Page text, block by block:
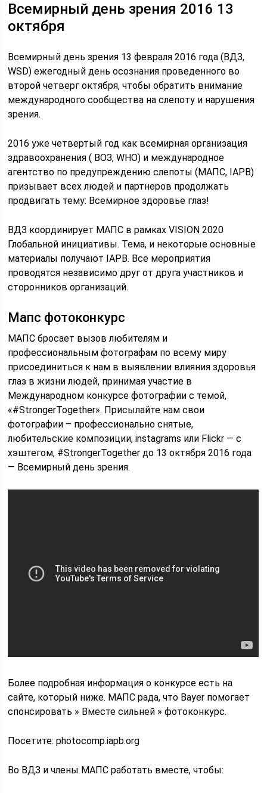
Всемирный день зрения 2016 13
октября
Всемирный день зрения 13 февраля 2016 года (ВДЗ,
WSD) ежегодный день осознания проведенного во
второй четверг октября, чтобы обратить внимание
международного сообщества на слепоту и нарушения
зрения.
2016 уже четвертый год как всемирная организация
здравоохранения ( ВОЗ, WHO) и международное
агентство по предупреждению слепоты (МАПС, IAPB)
призывает всех людей и партнеров продолжать
продвигать тему: Всемирное здоровье глаз!
ВДЗ координирует МАПС в рамках VISION 2020
Глобальной инициативы. Тема, и некоторые основные
материалы получают IAPB. Все мероприятия
проводятся независимо друг от друга участников и
сторонников организаций.
Мапс фотоконкурс
МАПС бросает вызов любителям и
профессиональным фотографам по всему миру
присоединиться к нам в выявлении влияния здоровья
глаз в жизни людей, принимая участие в
Международном конкурсе фотографии с темой,
«#StrongerTogether». Присылайте нам свои
фотографии – профессионально снятые,
любительские композиции, instagrams или Flickr — с
хэштегом, #StrongerTogether до 13 октября 2016 года
— Всемирный день зрения.
Более подробная информация о конкурсе есть на
сайте, который ниже. МАПС рада, что Bayer помогает
спонсировать » Вместе сильней » фотоконкурс.
Посетите: photocomp.iapb.org
Во ВДЗ и члены МАПС работать вместе, чтобы: